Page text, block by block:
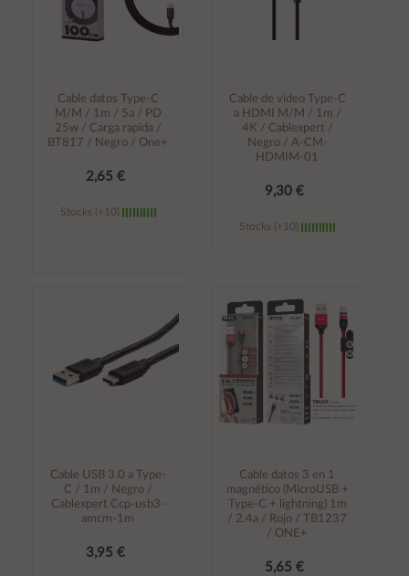
Cable datos Type-C
M/M / 1m / 5a / PD
25w / Carga rapida /
BT817 / Negro / One+
2,65 €
Stocks (+10)
Cable de video Type-C
a HDMI M/M / 1m /
4K / Cablexpert /
Negro / A-CM-
HDMIM-01
9,30 €
Stocks (+10)
carrito
Cable USB 3.0 a Type-
C / 1m / Negro /
Cablexpert Ccp-usb3-
amcm-1m
3,95 €
Cable datos 3 en 1
magnético (MicroUSB +
Type-C + lightning) 1m
/ 2.4a / Rojo / TB1237
/ ONE+
5,65 €